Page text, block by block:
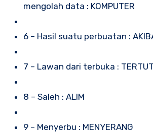
mengolah data : KOMPUTER
6 – Hasil suatu perbuatan :
7 – Lawan dari terbuka :
8 – Saleh : ALIM
9 – Menyerbu : MENYERANG